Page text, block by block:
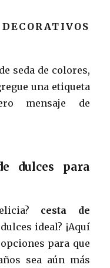
seda de colores,
una etiqueta
mensaje de
dulces para
cesta de
ideal? ¡Aquí
para que
sea aún más